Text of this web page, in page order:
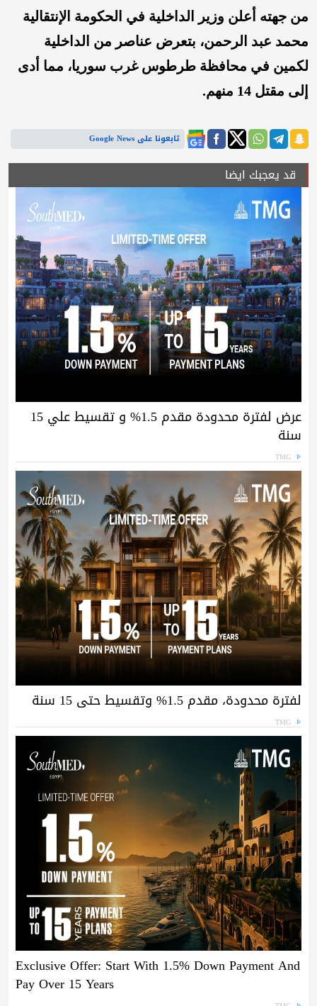
من جهته أعلن وزير الداخلية في الحكومة الإنتقالية
محمد عبد الرحمن، بتعرض عناصر من الداخلية
لكمين في محافظة طرطوس غرب سوريا، مما أدى
إلى مقتل 14 منهم.
تابعونا على Google News
قد يعجبك ايضا
عرض لفترة محدودة مقدم 1.5% و تقسيط علي 15
سنة
TMG
لفترة محدودة، مقدم 1.5% وتقسيط حتى 15 سنة
TMG
Exclusive Offer: Start With 1.5% Down Payment And
Pay Over 15 Years